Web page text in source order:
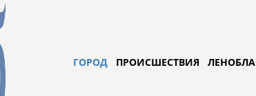
ГОРОД ПРОИСШЕСТВИЯ